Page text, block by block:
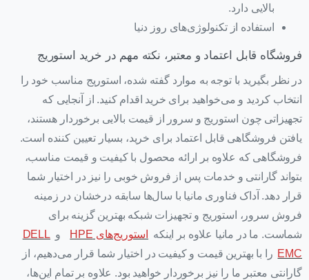
بالایی دارد.
استفاده از تکنولوژی‌های روز دنیا
فروشگاه قابل اعتماد و معتبر، نکته مهم در خرید استوریج
در نظر بگیرید با توجه به موارد گفته شده، استوریج مناسب خود را
انتخاب کردید و می‌خواهید برای خرید اقدام کنید. از آنجایی که
تجهیزاتی چون استوریج و سرور از قیمت بالایی برخوردار هستند،
یافتن فروشگاهی قابل اعتماد برای خرید، بسیار تعیین کننده است.
فروشگاهی که علاوه بر ارائه محصول با کیفیت و قیمت مناسب،
بتواند گارانتی و خدمات پس از فروش خوبی را نیز در اختیار شما
قرار دهد. آداک فناوری مانیا با سال‌ها سابقه درخشان در زمینه
فروش سرور، استوریج و تجهیزات شبکه بهترین گزینه برای
شماست. ما در مانیا علاوه بر اینکه
استوریج‌های HPE و DELL
EMC را با بهترین قیمت و کیفیت در اختیار شما قرار می‌دهیم، از
گارانتی معتبر ما را نیز برخوردار خواهید بود. علاوه بر تمام این‌ها،